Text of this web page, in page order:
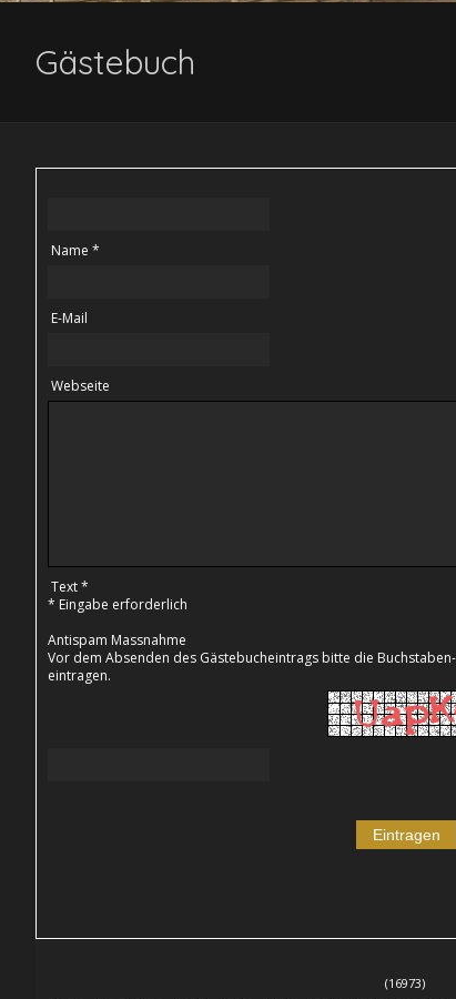
Gästebuch
Name *
E-Mail
Webseite
Text *
* Eingabe erforderlich
Antispam Massnahme
Vor dem Absenden des Gästebucheintrags bitte die
eintragen.
(16973)